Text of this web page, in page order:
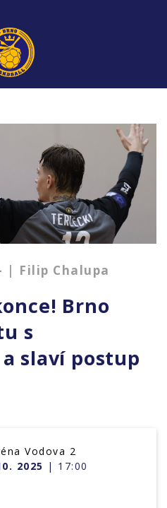
| Filip Chalupa
Brno
s
slaví postup
Vodova 2
2025 | 17:00